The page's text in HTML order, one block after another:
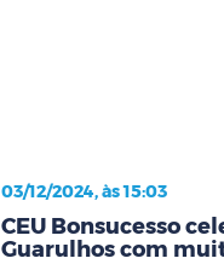
03/12/2024, às 15:03
CEU Bonsucesso
Guarulhos com